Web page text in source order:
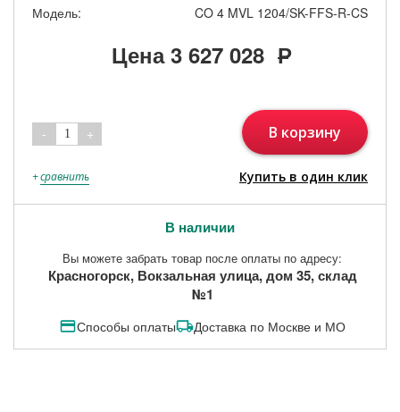
Модель:
CO 4 MVL 1204/SK-FFS-R-CS
Цена3 627 028 Р
- 1 + В корзину
+сравнить Купить в один клик
В наличии
Вы можете забрать товар после оплаты по адресу:
Красногорск, Вокзальная улица, дом 35, склад
№1
Способы оплаты Доставка по Москве и МО